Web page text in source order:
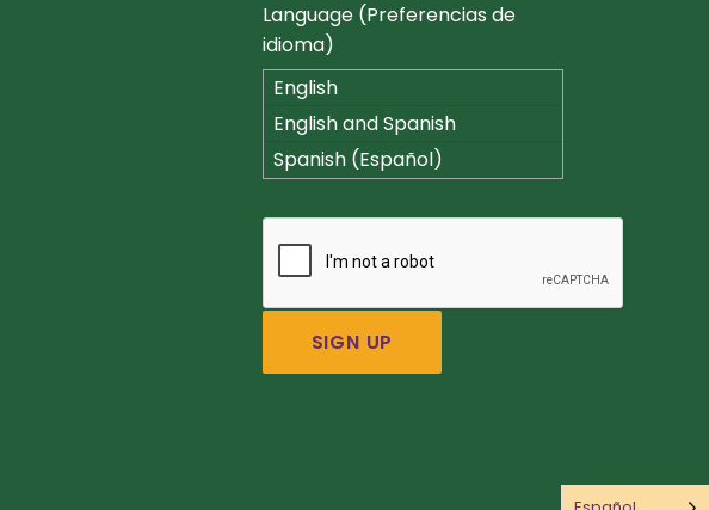
Language (Preferencias de
idioma)
English
English and Spanish
(Español)
Spanish (Español)